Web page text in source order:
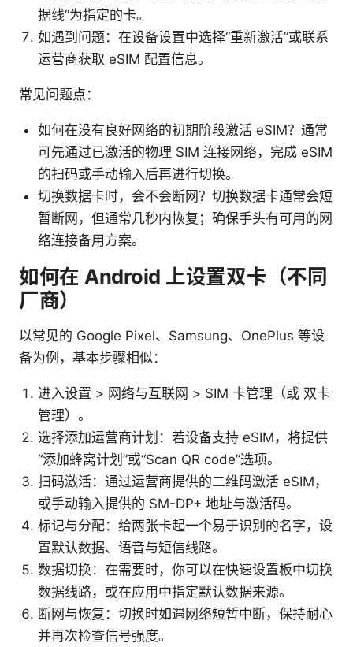
据线”为指定的卡。
如遇到问题：在设备设置中选择“重新激活”或联系
运营商获取 eSIM 配置信息。
常见问题点：
如何在没有良好网络的初期阶段激活 eSIM？通常
可先通过已激活的物理 SIM 连接网络，完成 eSIM
的扫码或手动输入后再进行切换。
切换数据卡时，会不会断网？切换数据卡通常会短
暂断网，但通常几秒内恢复；确保手头有可用的网
络连接备用方案。
如何在 Android 上设置双卡（不同
厂商）
以常见的 Google Pixel、Samsung、OnePlus 等设
备为例，基本步骤相似：
进入设置 > 网络与互联网 > SIM 卡管理（或 双卡
管理）。
选择添加运营商计划：若设备支持 eSIM，将提供
“添加蜂窝计划”或“Scan QR code”选项。
扫码激活：通过运营商提供的二维码激活 eSIM，
或手动输入提供的 SM-DP+ 地址与激活码。
标记与分配：给两张卡起一个易于识别的名字，设
置默认数据、语音与短信线路。
数据切换：在需要时，你可以在快速设置板中切换
数据线路，或在应用中指定默认数据来源。
断网与恢复：切换时如遇网络短暂中断，保持耐心
并再次检查信号强度。